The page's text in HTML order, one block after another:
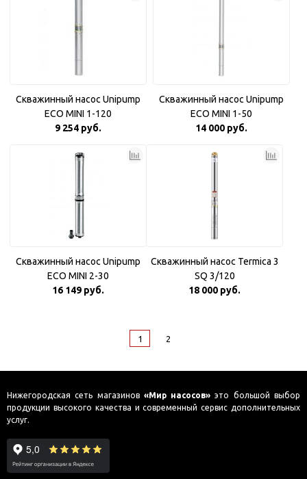
Скважинный насос Unipump
ECO MINI 1-120
9 254 руб.
Скважинный насос Unipump
ECO MINI 1-50
14 000 руб.
Скважинный насос Unipump
ECO MINI 2-30
16 149 руб.
Скважинный насос Termica 3
SQ 3/120
18 000 руб.
1 2
Нижегородская сеть магазинов «Мир насосов» это большой выбор
продукции высокого качества и современный сервис дополнительных
услуг.